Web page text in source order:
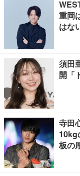
重岡
はな
須田
開「
寺田
10kg
板の